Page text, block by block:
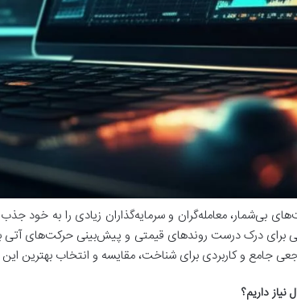
بی‌شمار، معامله‌گران و سرمایه‌گذاران زیادی را به خود
برای درک درست روندهای قیمتی و پیش‌بینی حرکت‌های آتی
جامع و کاربردی برای شناخت، مقایسه و انتخاب بهترین این
نیاز داریم؟